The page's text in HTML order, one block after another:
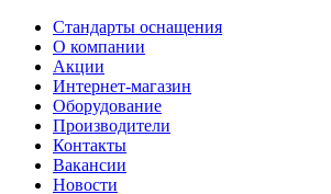
Стандарты оснащения
О компании
Акции
Интернет-магазин
Оборудование
Производители
Контакты
Вакансии
Новости